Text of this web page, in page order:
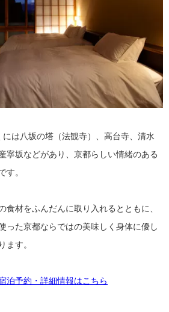
は八坂の塔（法観寺）、高台寺、清水
寧坂などがあり、京都らしい情緒のある
す。
食材をふんだんに取り入れるとともに、
った京都ならではの美味しく身体に優し
ます。
予約・詳細情報はこちら